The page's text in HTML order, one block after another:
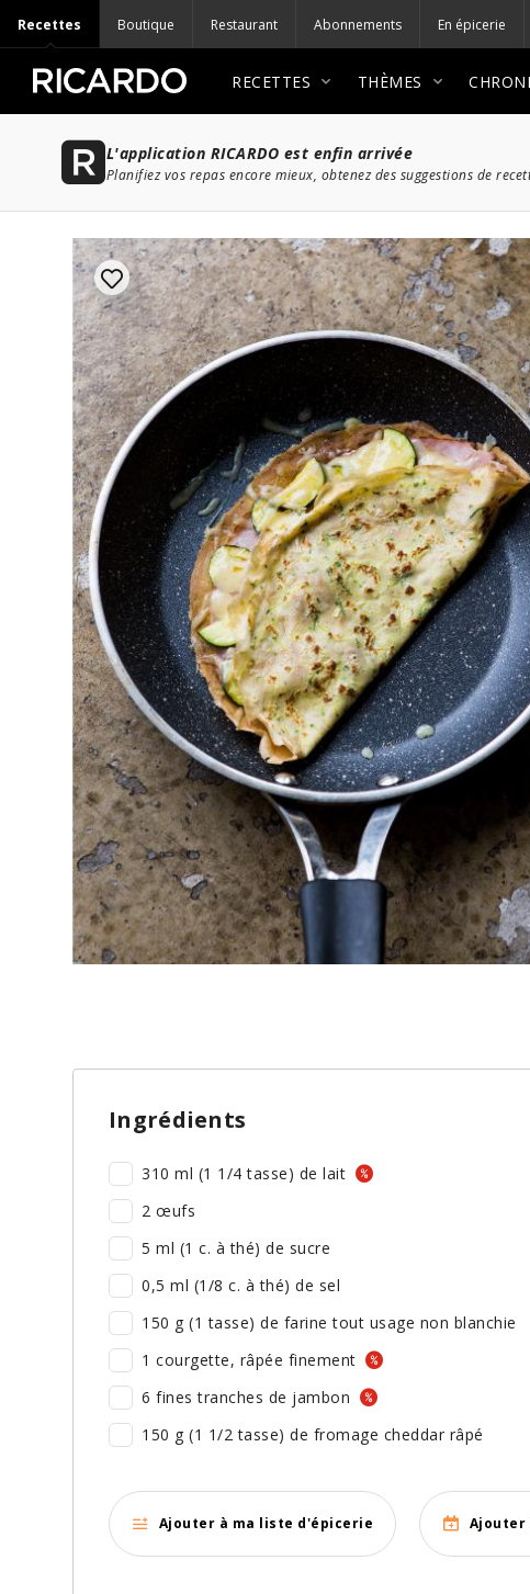
Recettes Boutique Restaurant Abonnements En épicerie
RECETTES THÈMES
L'application RICARDO est enfin arrivée
Planifiez vos repas encore mieux, obtenez des suggestions de
Ingrédients
310 ml (1 1/4 tasse) de lait
2 œufs
5 ml (1 c. à thé) de sucre
0,5 ml (1/8 c. à thé) de sel
150 g (1 tasse) de farine tout usage non blanchie
1 courgette, râpée finement
6 fines tranches de jambon
150 g (1 1/2 tasse) de fromage cheddar râpé
Ajouter à ma liste d'épicerie Ajouter